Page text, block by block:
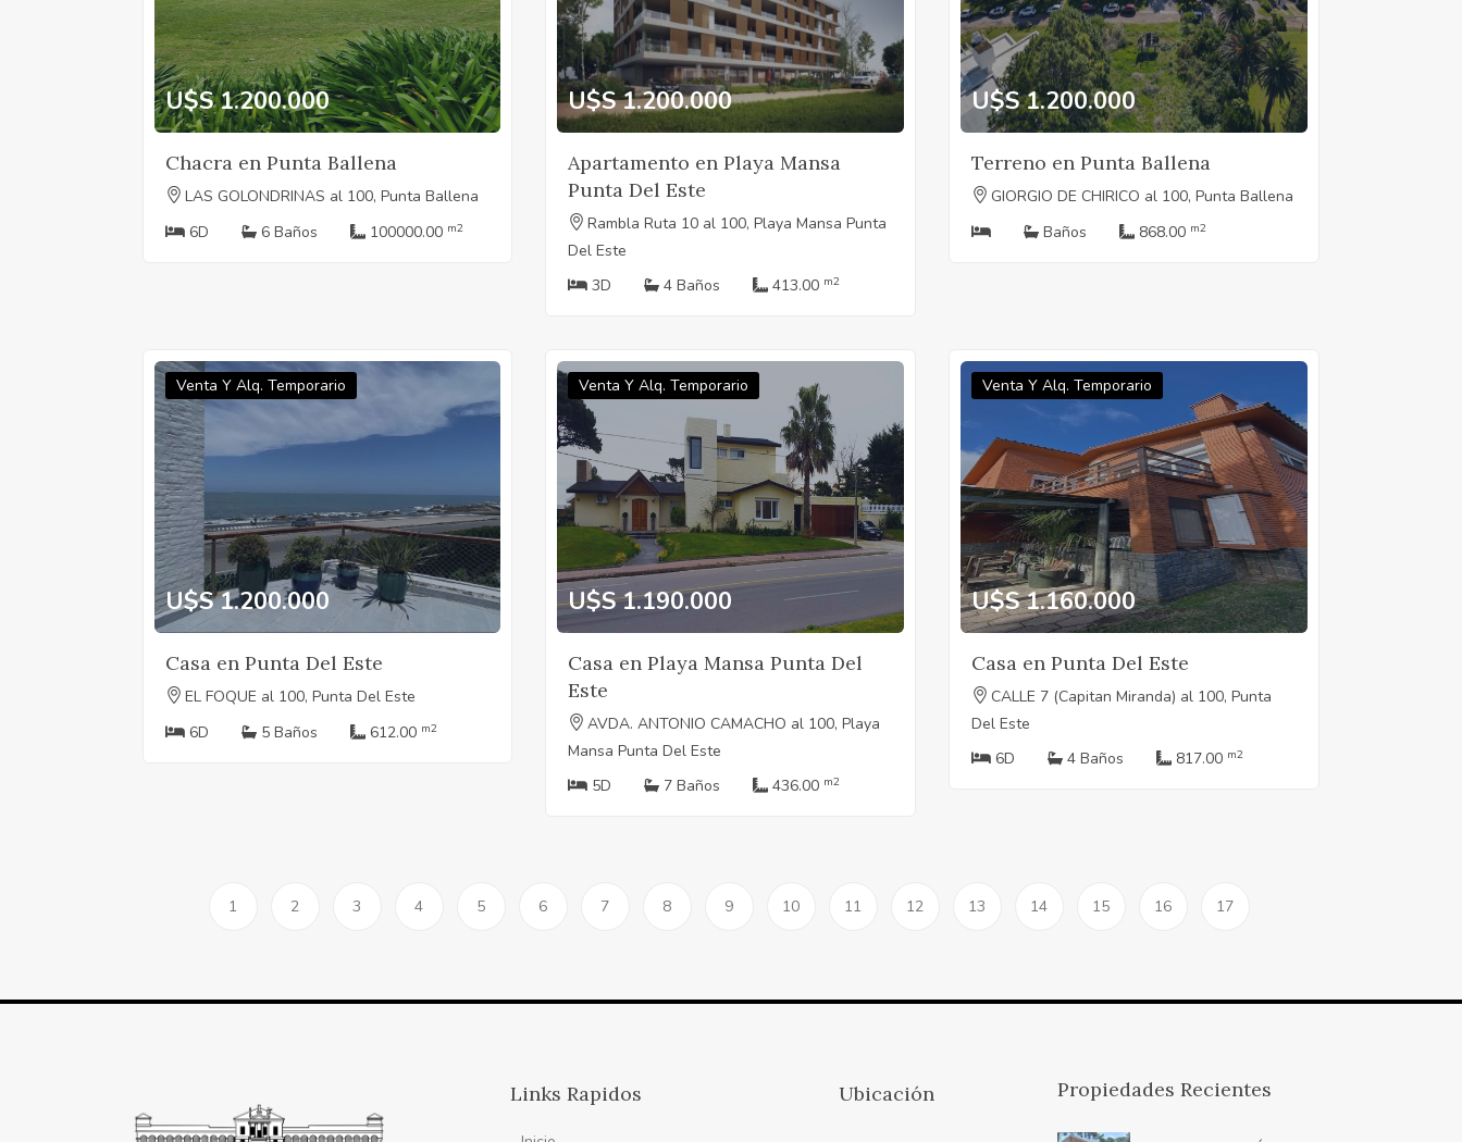
U$S 1.200.000
Chacra en Punta Ballena
LAS GOLONDRINAS al 100, Punta Ballena
6D
6 Baños 100000.00 m2
U$S 1.200.000
Apartamento en Playa Mansa
Punta Del Este
Rambla Ruta 10 al 100, Playa Mansa Punta
Del Este
3D
4 Baños 413.00 m2
U$S 1.200.000
Terreno en Punta Ballena
GIORGIO DE CHIRICO al 100, Punta Ballena
Baños
868.00 m2
Venta Y Alq. Temporario
U$S 1.200.000
Casa en Punta Del Este
EL FOQUE al 100, Punta Del Este
6D
5 Baños 612.00 m2
Venta Y Alq. Temporario
U$S 1.190.000
Casa en Playa Mansa Punta Del
Este
AVDA. ANTONIO CAMACHO al 100, Playa
Mansa Punta Del Este
5D
7 Baños 436.00 m2
Venta Y Alq. Temporario
U$S 1.160.000
Casa en Punta Del Este
CALLE 7 (Capitan Miranda) al 100, Punta
Del Este
6D
4 Baños 817.00 m2
1 2 3 4 5 6 7 8 9 10 11 12 13 14 15 16 17
Links Rapidos Ubicación Propiedades Recientes